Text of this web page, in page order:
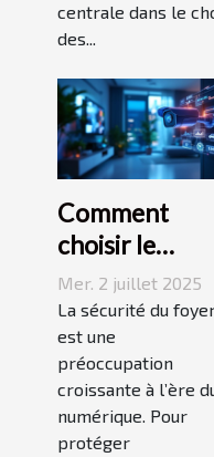
centrale dans le
des...
Comment
choisir le
meilleur
équipement
surveillance
pour votre
domicile ?
Mer. 2 juillet 2025
La sécurité du
est une
préoccupation
croissante à l’ère
numérique. Pour
protéger